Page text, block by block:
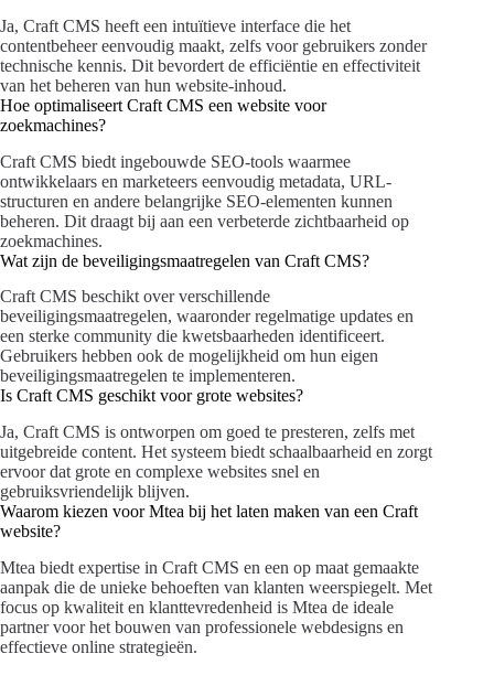
Ja, Craft CMS heeft een intuïtieve interface die het
contentbeheer eenvoudig maakt, zelfs voor gebruikers zonder
technische kennis. Dit bevordert de efficiëntie en effectiviteit
van het beheren van hun website-inhoud.
Hoe optimaliseert Craft CMS een website voor
zoekmachines?
Craft CMS biedt ingebouwde SEO-tools waarmee
ontwikkelaars en marketeers eenvoudig metadata, URL-
structuren en andere belangrijke SEO-elementen kunnen
beheren. Dit draagt bij aan een verbeterde zichtbaarheid op
zoekmachines.
Wat zijn de beveiligingsmaatregelen van Craft CMS?
Craft CMS beschikt over verschillende
beveiligingsmaatregelen, waaronder regelmatige updates en
een sterke community die kwetsbaarheden identificeert.
Gebruikers hebben ook de mogelijkheid om hun eigen
beveiligingsmaatregelen te implementeren.
Is Craft CMS geschikt voor grote websites?
Ja, Craft CMS is ontworpen om goed te presteren, zelfs met
uitgebreide content. Het systeem biedt schaalbaarheid en zorgt
ervoor dat grote en complexe websites snel en
gebruiksvriendelijk blijven.
Waarom kiezen voor Mtea bij het laten maken van een Craft
website?
Mtea biedt expertise in Craft CMS en een op maat gemaakte
aanpak die de unieke behoeften van klanten weerspiegelt. Met
focus op kwaliteit en klanttevredenheid is Mtea de ideale
partner voor het bouwen van professionele webdesigns en
effectieve online strategieën.